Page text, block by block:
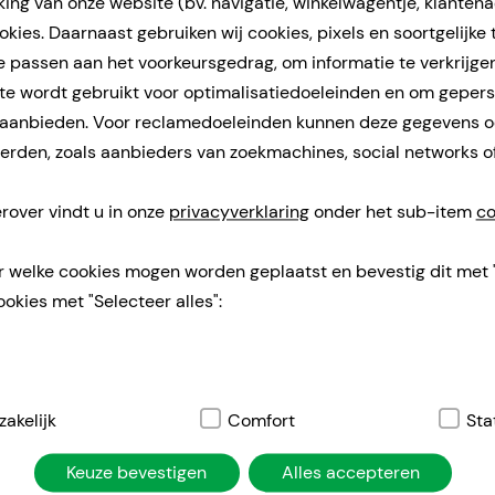
Daarnaast gebruiken wij cookies, pixels en soortgelijke
passen aan het voorkeursgedrag, om informatie te
wordt gebruikt voor optimalisatiedoeleinden en om
Voor reclamedoeleinden kunnen deze gegevens
zoals aanbieders van zoekmachines, social networks
vindt u in onze privacyverklaringonder het sub-item
cookies mogen worden geplaatst en bevestig dit met
met "Selecteer alles":
Dit zijn cookies die noodzakelijk zijn voor de
winkelwagentje, klantenaccount), daarom kunnen deze
Comfort
Keuze bevestigen Alles accepteren
Doorgaans gereed voor verzending
VOLTAREN Schmerzgel
Haleon Germany GmbH
120g
00458532
Doorgaans gereed voor verzending binnen
24-36 uur.
1 A Pharma GmbH
Tabletten